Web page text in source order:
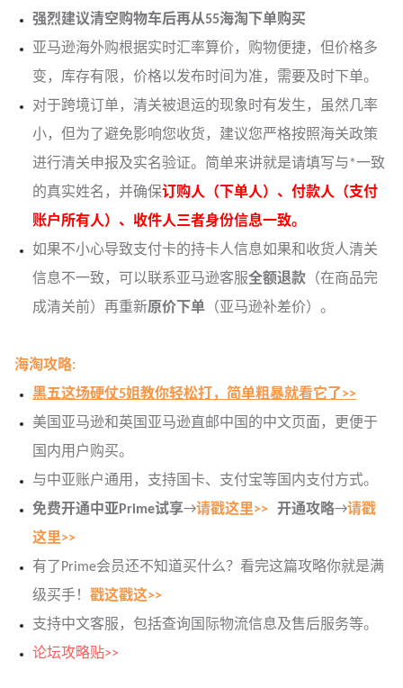
强烈建议清空购物车后再从55海淘下单购买
亚马逊海外购根据实时汇率算价，购物便捷，但价格多
变，库存有限，价格以发布时间为准，需要及时下单。
对于跨境订单，清关被退运的现象时有发生，虽然几率
小，但为了避免影响您收货，建议您严格按照海关政策
进行清关申报及实名验证。简单来讲就是请填写与*一致
的真实姓名，并确保订购人（下单人）、付款人（支付
账户所有人）、收件人三者身份信息一致。
如果不小心导致支付卡的持卡人信息如果和收货人清关
信息不一致，可以联系亚马逊客服全额退款 （在商品完
成清关前）再重新原价下单 （亚马逊补差价）。
海淘攻略:
黑五这场硬仗5姐教你轻松打，简单粗暴就看它了>>
美国亚马逊和英国亚马逊直邮中国的中文页面，更便于
国内用户购买。
与中亚账户通用，支持国卡、支付宝等国内支付方式。
免费开通中亚Prime试享→请戳这里>> 开通攻略→请戳
这里>>
有了Prime会员还不知道买什么？看完这篇攻略你就是满
级买手！ 戳这戳这>>
支持中文客服，包括查询国际物流信息及售后服务等。
论坛攻略贴>>